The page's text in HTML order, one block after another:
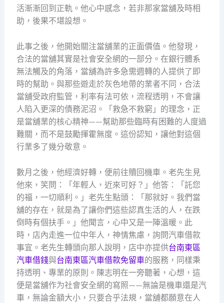
活漸漸回到正軌。他心中感念，若非那家當舖及時相
助，後果不堪設想。
此事之後，他開始關注當舖業的正面價值。他發現，
合法的當舖其實是社會安全網的一部分。在銀行體系
無法觸及的角落，當舖為許多急需週轉的人提供了即
時的幫助。與那些遊走於灰色地帶的業者不同，合法
當舖受政府監管，利率有法可依，流程透明，不會讓
人陷入更深的債務泥沼。「救急不救窮」的理念，正
是當舖業的核心精神——幫助那些臨時有困難的人度過
難關，而不是鼓勵揮霍無度。這份認知，讓他對這個
行業多了幾分敬意。
數月之後，他經濟好轉，便前往贖回機車。老先生見
他來，笑問：「年輕人，近來可好？」他答：「託您
的福，一切順利。」老先生點頭：「那就好。我們當
舖的存在，就是為了讓你們這些認真生活的人，在跌
倒時有個扶手。」他聞言，心中又是一陣溫暖。此
時，店內走進一位中年人，神情焦慮，詢問汽車借款
事宜。老先生轉頭向那人說明，店中亦提供台南東區
汽車借錢與台南東區汽車借款免留車的服務，同樣秉
持透明、專業的原則。陳志明在一旁聽著，心想，這
便是當舖作为社會安全網的寫照——無論是機車還是汽
車，無論金額大小，只要合乎法規，當舖都願意在人